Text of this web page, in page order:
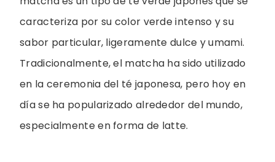
caracteriza por su color verde intenso y su
sabor particular, ligeramente dulce y umami.
Tradicionalmente, el matcha ha sido utilizado
en la ceremonia del té japonesa, pero hoy en
día se ha popularizado alrededor del mundo,
especialmente en forma de latte.